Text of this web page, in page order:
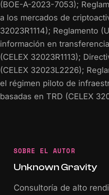
(BOE-A-2023-7053);
a los mercados de
32023R1114); Reglamento
información en
(CELEX 32023R1113);
(CELEX 32023L2226);
el régimen piloto de
basadas en TRD (CELEX
SOBRE EL AUTOR
Unknown Gravity
Consultoría de alto